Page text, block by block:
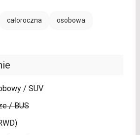
całoroczna osobowa
/ SUV
/ BUS